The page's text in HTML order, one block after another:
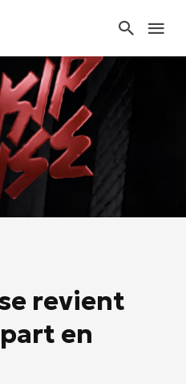
revient
en